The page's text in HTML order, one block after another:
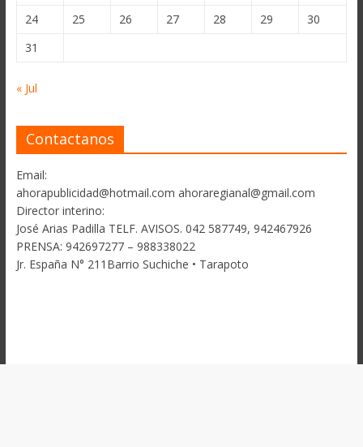
24
25 26 27 28 29
30
31
« Jul
Contactanos
Email:
ahorapublicidad@hotmail.com ahoraregianal@gmail.com
Director interino:
José Arias Padilla TELF. AVISOS. 042 587749, 942467926
PRENSA: 942697277 – 988338022
Jr. España N° 211Barrio Suchiche • Tarapoto